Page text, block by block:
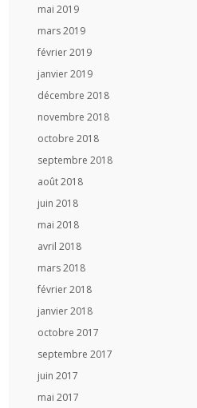
mai 2019
mars 2019
février 2019
janvier 2019
décembre 2018
novembre 2018
octobre 2018
septembre 2018
août 2018
juin 2018
mai 2018
avril 2018
mars 2018
février 2018
janvier 2018
octobre 2017
septembre 2017
juin 2017
mai 2017